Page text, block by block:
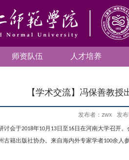
师资队伍 人才培养
【学术交流】冯保善教
发布者：zwx
发
讨会于2018年10月 13日至16日在河南大学召开。
古籍出版社协办。来自海内外专家学者100余人